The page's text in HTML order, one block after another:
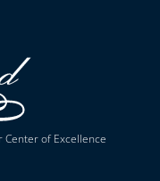
Center of Excellence